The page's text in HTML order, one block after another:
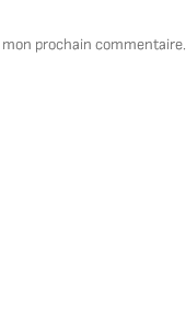
prochain commentaire.